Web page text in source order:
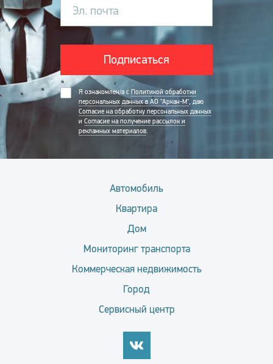
Эл. почта
Подписаться
Я ознакомлен/а с Политикой обработки
персональных данных в АО "Аркан-М", даю
Согласие на обработку персональных данных
и Согласие на получение рассылок и
рекламных материалов.
Автомобиль
Квартира
Дом
Мониторинг транспорта
Коммерческая недвижимость
Город
Сервисный центр